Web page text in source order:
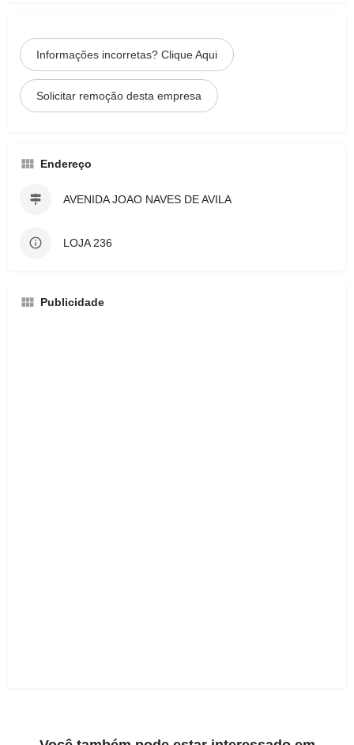
Informações incorretas? Clique Aqui
Solicitar remoção desta empresa
Endereço
AVENIDA JOAO NAVES DE AVILA
LOJA 236
Publicidade